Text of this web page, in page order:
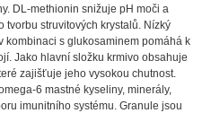
DL-methionin snižuje pH moči a
tvorbu struvitových krystalů. Nízký
kombinaci s glukosaminem pomáhá k
Jako hlavní složku krmivo obsahuje
zajišťuje jeho vysokou chutnost.
6 mastné kyseliny, minerály,
imunitního systému. Granule jsou